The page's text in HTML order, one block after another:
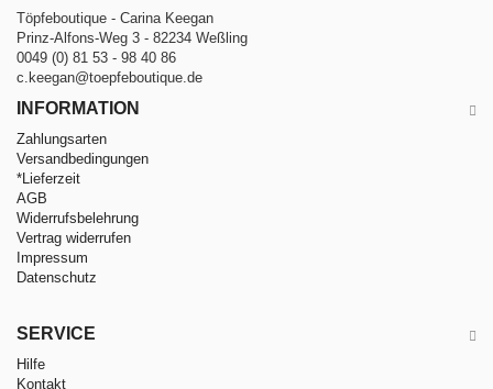
Töpfeboutique - Carina Keegan
Prinz-Alfons-Weg 3 - 82234 Weßling
0049 (0) 81 53 - 98 40 86
c.keegan@toepfeboutique.de
INFORMATION
Zahlungsarten
Versandbedingungen
*Lieferzeit
AGB
Widerrufsbelehrung
Vertrag widerrufen
Impressum
Datenschutz
SERVICE
Hilfe
Kontakt